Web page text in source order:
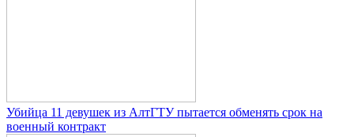
Убийца 11 девушек из АлтГТУ пытается обменять срок на
военный контракт